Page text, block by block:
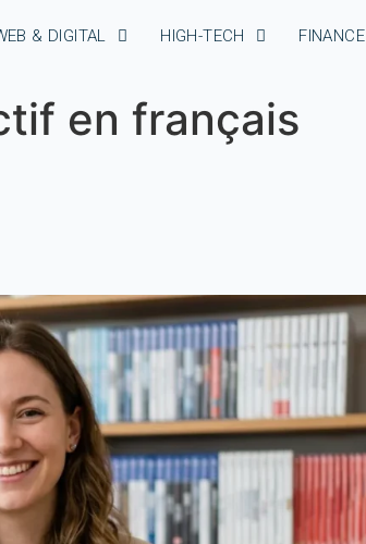
& DIGITAL HIGH-TECH FINANCE
en français